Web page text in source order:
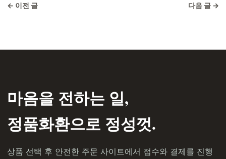
← 이전 글 다음 글 →
마음을 전하는 일,
정품화환으로 정성껏.
상품 선택 후 안전한 주문 사이트에서 접수와 결제를 진행